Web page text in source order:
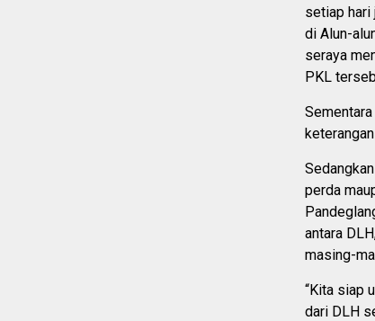
setiap hari
di Alun-
seraya
PKL
perda
antara
masing-
“Kita siap
dari DLH